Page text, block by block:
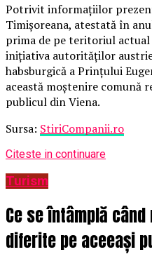
Potrivit informațiilor
Timișoreana, atestată în
prima de pe teritoriul
inițiativa autorităților
habsburgică a Prințului
această moștenire comună
publicul din Viena.
Sursa: StiriCompanii.ro
Citeste in continuare
Turism
Ce se întâmplă
diferite pe aceeași